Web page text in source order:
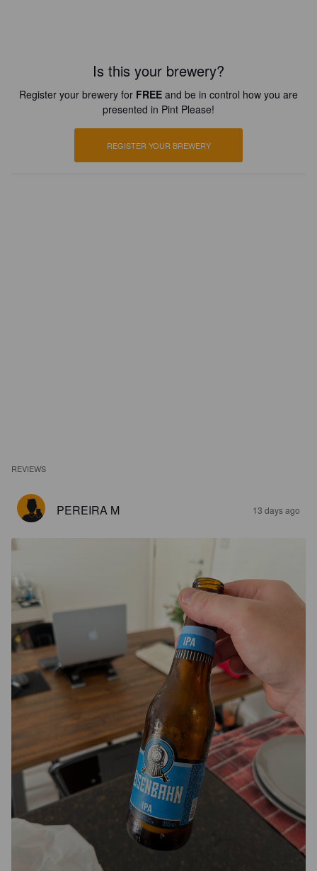
Is this your brewery?
Register your brewery for FREE and be in control how you are
presented in Pint Please!
REGISTER YOUR BREWERY
REVIEWS
PEREIRA M 13 days ago